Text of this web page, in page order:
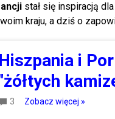
stał się inspiracją
kraju, a dziś o
Hiszpania i
3 Zobacz więcej »